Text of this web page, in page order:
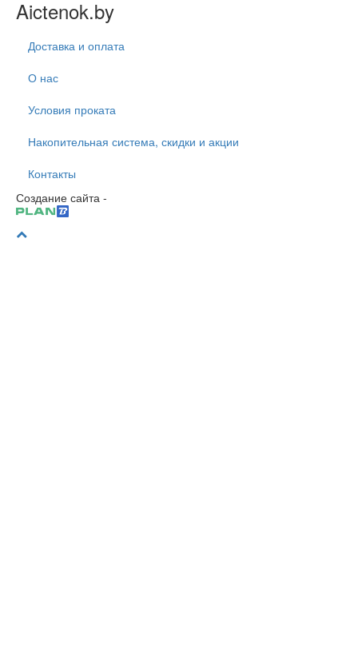
Aictenok.by
Доставка и оплата
О нас
Условия проката
Накопительная система, скидки и акции
Контакты
Создание сайта -